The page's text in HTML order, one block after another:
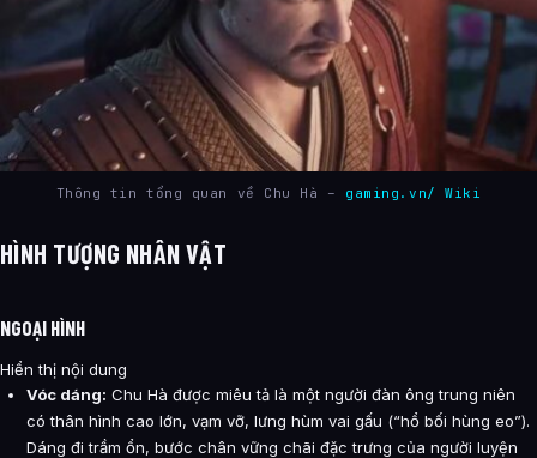
Thông tin tổng quan về Chu Hà – gaming.vn/ Wiki
HÌNH TƯỢNG NHÂN VẬT
NGOẠI HÌNH
Hiển thị nội dung
Vóc dáng: Chu Hà được miêu tả là một người đàn ông trung niên
có thân hình cao lớn, vạm vỡ, lưng hùm vai gấu (“hổ bối hùng eo”).
Dáng đi trầm ổn, bước chân vững chãi đặc trưng của người luyện